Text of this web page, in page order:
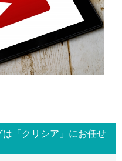
「クリシア」にお任せ